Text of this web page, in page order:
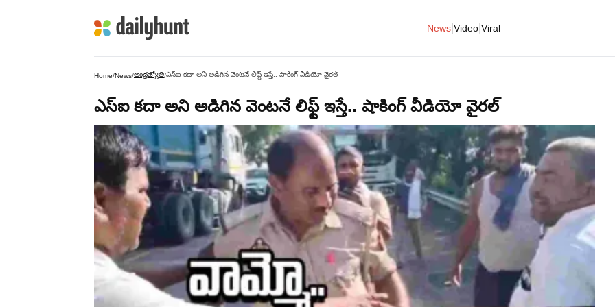
News Video Viral
Home/News/ఆంధ్రజ్యోతి/ఎస్‌ఐ కదా అని అడిగిన వెంటనే లిఫ్ట్ ఇస్తే.. షాకింగ్ వీడియో వైరల్
ఎస్‌ఐ కదా అని అడిగిన వెంటనే లిఫ్ట్ ఇస్తే.. షాకింగ్ వీడియో వైరల్